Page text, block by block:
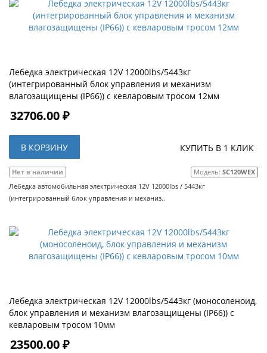
Лебедка электрическая 12V 12000lbs/5443кг
(интегрированный блок управления и механизм
влагозащищены (IP66)) с кевларовым тросом 12мм
32706.00 ₽
В КОРЗИНУ КУПИТЬ В 1 КЛИК
Нет в наличии Модель: SC120WEX
Лебедка автомобильная электрическая 12V 12000lbs / 5443кг
(интегрированный блок управления и механиз..
Лебедка электрическая 12V 12000lbs/5443кг (моносоленоид,
блок управления и механизм влагозащищены (IP66)) с
кевларовым тросом 10мм
23500.00 ₽